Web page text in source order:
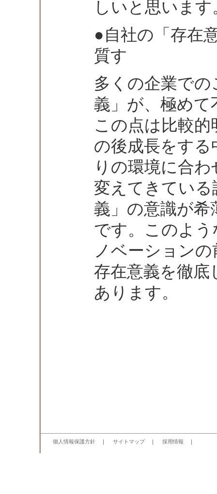
しいと思います
●自社の「存在
質す
多くの企業で
義」が、極めて
この点は比較
の後成長をす
りの環境に合
変えてきてい
義」の意識が
です。このよ
ノベーション
存在意義を徹底
あります。
個人情報保護方針 ｜ サイトマップ｜ 採用情報 ｜